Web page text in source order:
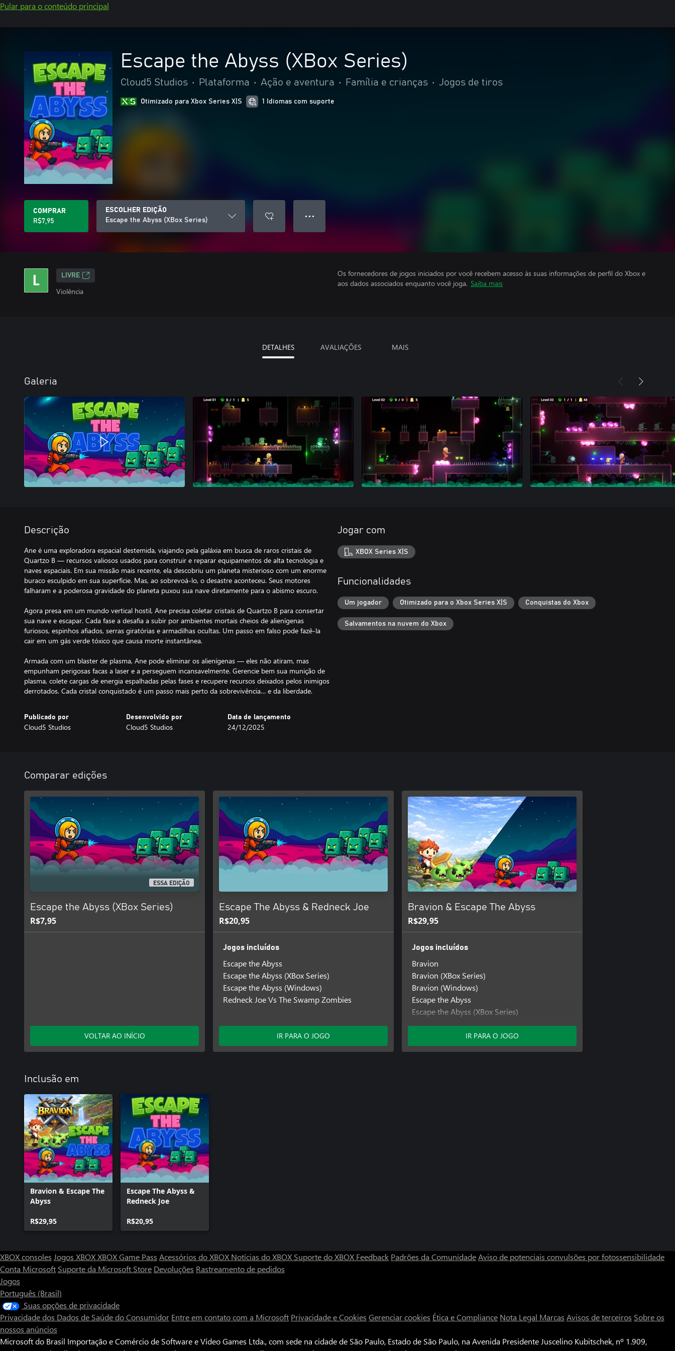
Pular para o conteúdo principal
Escape the Abyss (XBox Series)
Cloud5 Studios • Plataforma • Ação e aventura • Família e crianças • Jogos de tiros
Otimizado para Xbox Series X|S 1 Idiomas com suporte
COMPRAR
R$7,95
ESCOLHER EDIÇÃO
Escape the Abyss (XBox Series)
● ● ●
LIVRE
Violência
Os fornecedores de jogos iniciados por você recebem acesso às suas informações de perfil do Xbox e
aos dados associados enquanto você joga. Saiba mais
DETALHES AVALIAÇÕES MAIS
Galeria
Descrição
Ane é uma exploradora espacial destemida, viajando pela galáxia em busca de raros cristais de
Quartzo B — recursos valiosos usados para construir e reparar equipamentos de alta tecnologia e
naves espaciais. Em sua missão mais recente, ela descobriu um planeta misterioso com um enorme
buraco esculpido em sua superfície. Mas, ao sobrevoá-lo, o desastre aconteceu. Seus motores
falharam e a poderosa gravidade do planeta puxou sua nave diretamente para o abismo escuro.
Agora presa em um mundo vertical hostil, Ane precisa coletar cristais de Quartzo B para consertar
sua nave e escapar. Cada fase a desafia a subir por ambientes mortais cheios de alienígenas
furiosos, espinhos afiados, serras giratórias e armadilhas ocultas. Um passo em falso pode fazê-la
cair em um gás verde tóxico que causa morte instantânea.
Armada com um blaster de plasma, Ane pode eliminar os alienígenas — eles não atiram, mas
empunham perigosas facas a laser e a perseguem incansavelmente. Gerencie bem sua munição de
plasma, colete cargas de energia espalhadas pelas fases e recupere recursos deixados pelos inimigos
derrotados. Cada cristal conquistado é um passo mais perto da sobrevivência… e da liberdade.
Publicado por
Cloud5 Studios
Desenvolvido por
Cloud5 Studios
Data de lançamento
24/12/2025
Jogar com
XBOX Series X|S
Funcionalidades
Um jogador Otimizado para o Xbox Series X|S Conquistas do Xbox
Salvamentos na nuvem do Xbox
Comparar edições
ESSA EDIÇÃO
Escape the Abyss (XBox Series)
R$7,95
VOLTAR AO INÍCIO
Escape The Abyss & Redneck Joe
R$20,95
Jogos incluídos
Escape the Abyss
Escape the Abyss (XBox Series)
Escape the Abyss (Windows)
Redneck Joe Vs The Swamp Zombies
IR PARA O JOGO
Bravion & Escape The Abyss
R$29,95
Jogos incluídos
Bravion
Bravion (XBox Series)
Bravion (Windows)
Escape the Abyss
Escape the Abyss (XBox Series)
Escape the Abyss (Windows)
IR PARA O JOGO
Inclusão em
Bravion & Escape The
Abyss
R$29,95
Escape The Abyss &
Redneck Joe
R$20,95
XBOX consoles Jogos XBOXXBOX Game Pass Acessórios do XBOX Notícias do XBOX Suporte do XBOX Feedback Padrões da ComunidadeAviso de potenciais convulsões por fotossensibilidade
Conta Microsoft Suporte da Microsoft Store Devoluções Rastreamento de pedidos
Jogos
Português (Brasil)
Suas opções de privacidade
Privacidade dos Dados de Saúde do Consumidor Entre em contato com a Microsoft Privacidade e Cookies Gerenciar cookies Ética e Compliance Nota Legal Marcas Avisos de terceiros Sobre os
nossos anúncios
Microsoft do Brasil Importação e Comércio de Software e Vídeo Games Ltda., com sede na cidade de São Paulo, Estado de São Paulo, na Avenida Presidente Juscelino Kubitschek, nº 1.909,